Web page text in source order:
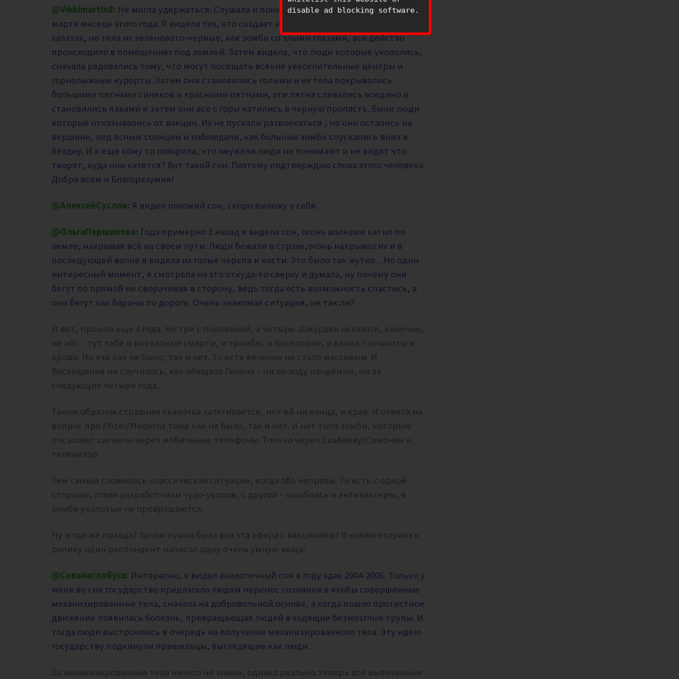
@Vikkimartin8: Не могла удержаться. Слушала и понимала , что это копия моего сна в
марте месяце этого года. Я видела тех, кто создает эти вакцины, они были в белых
халатах, но тела их зеленовато-черные, как зомби со злыми глазами, все действо
происходило в помещениях под землей. Затем видела, что люди которые укололись,
сначала радовались тому, что могут посещать всякие увеселительные центры и
горнолыжные курорты. Затем они становились голыми и их тела покрывались
большими пятнами синяков и красными пятнами, эти пятна сливались воедино и
становились язвами и затем они все с горы катились в черную пропасть. Были люди
которые отказывались от вакцин. Их не пускали развлекаться , но они остались на
вершине, под ясным солнцем и наблюдали, как больные зомби спускались вниз в
бездну. И я еще кому то говорила, что неужели люди не понимают и не видят что
творят, куда они катятся? Вот такой сон. Поэтому подтверждаю слова этого человека.
Добра всем и Благоразумия!
@АлексейСуслов: Я видел похожий сон, скоро выложу у себя.
@ОльгаПершикова: Года примерно 3 назад я видела сон, огонь волнами катил по
земле, накрывая всё на своём пути. Люди бежали в страхе,огонь накрывал их и в
последующей волне я видела их голые черепа и кости. Это было так жутко…Но один
интересный момент, я смотрела на это откуда-то сверху и думала, ну почему они
бегут по прямой не сворачивая в сторону, ведь тогда есть возможность спастись, а
они бегут как бараны по дороге. Очень знакомая ситуация, не так ли?
И вот, прошло еще 4 года. Не три с половиной, а четыре. Шмурдяк оказался, конечно,
не айс – тут тебе и внезапные смерти, и тромбы, и бесплодие, и какие-то наниты в
крови. Но язв как не было, так и нет. То есть явление не стало массовым. И
Восхищения не случилось, как обещала Галина – ни по ходу пандемии, ни за
следующие четыре года.
Таким образом страшная сказочка затягивается, нет ей ни конца, и края. И ответа на
вопрос про Pfizer/Moderna тоже как не было, так и нет. И нет толп зомби, которым
посылают сигналы через мобильные телефоны. Только через Скабееву/Симонян и
телевизор.
Тем самым сложилась классическая ситуация, когда оба неправы. То есть с одной
стороны, лгали разработчики чудо-уколов, с другой – ошиблись и антиваксеры, в
зомби уколотые не превращаются.
Ну и где же правда? Зачем нужна была вся эта афера с вакцинами? В комментариях к
ролику один респондент написал одну очень умную вещь:
@Сованаглобусе: Интересно, я видел аналогичный сон в году эдак 2004-2006. Только у
меня во сне государство предлагало людям перенос сознания в якобы совершенные
механизированные тела, сначала на добровольной основе, а когда пошло протестное
движение появилась болезнь, превращающая людей в ходящие безмозглые трупы. И
тогда люди выстроились в очередь на получение механизированного тела. Эту идею
государству подкинули пришельцы, выглядящие как люди.
За механизированные тела ничего не знаем, однако реально теперь все вылеченные
disable ad blocking software.